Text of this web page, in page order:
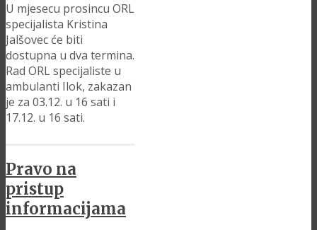
U mjesecu prosincu ORL
specijalista Kristina
Jalšovec će biti
dostupna u dva termina.
Rad ORL specijaliste u
ambulanti Ilok, zakazan
je za 03.12. u 16 sati i
17.12. u 16 sati.
Pravo na
pristup
informacijama